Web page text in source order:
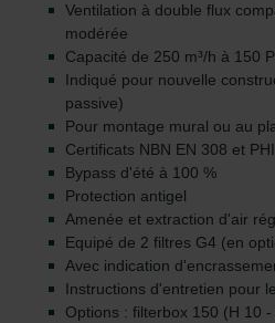
osobních údajů
Zehnder Group France:
Zehnder Group Ibérica SAU:
Zehnder Group Italia S.r.l.: Privacy
Zehnder Group İç Mekan
Limitet Şirketi: Web Sitesi
Zehnder Group Nederland bv:
Zehnder Group Sales
Zehnder Group Schweiz AG:
Zehnder Polska Sp. z o.o.:
danych Zehnder
Zehnder Group UK Limited:
Ventilation à double flux
modérée
Capacité de 250 m³/h à 150
Indiqué pour nouvelle
passive)
Pour montage mural ou au
Certificats NBN EN 308 et PHI
Bypass d'été à 100 %
Protection antigel
Amenée et extraction d'air
Equipé de 2 filtres G4 (en
Avec indication
Instructions d'entretien pour
Options : filterbox 150 (H 10